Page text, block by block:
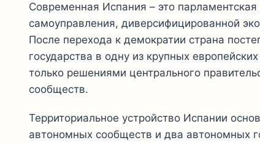
Современная Испания – это
самоуправления, диверсифицированной
После перехода к демократии страна
государства в одну из крупных
только решениями центрального
сообществ.
Территориальное устройство Испании
автономных сообществ и два автономных